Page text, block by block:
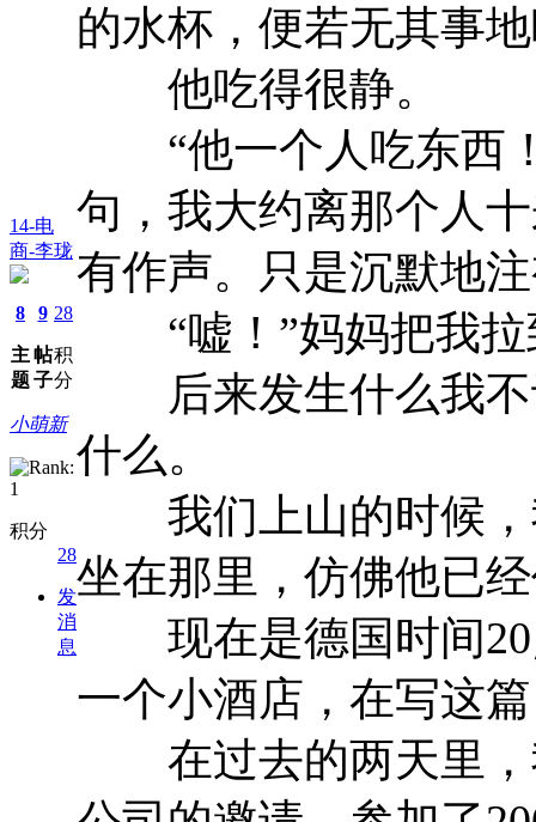
14-电
商-李珑
8
主
题
9
帖
子
28
积
分
小萌新
积分
28
发
消
息
的水杯，便若无其事
他吃得很静。
“他一个人吃东西！
句，我大约离那个人
有作声。只是沉默地
“嘘！”妈妈把我拉
后来发生什么我不
什么。
我们上山的时候，
坐在那里，仿佛他已
现在是德国时间20
一个小酒店，在写这
在过去的两天里，